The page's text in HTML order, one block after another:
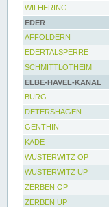
WILHERING
EDER
AFFOLDERN
EDERTALSPERRE
SCHMITTLOTHEIM
ELBE-HAVEL-KANAL
BURG
DETERSHAGEN
GENTHIN
KADE
WUSTERWITZ OP
WUSTERWITZ UP
ZERBEN OP
ZERBEN UP